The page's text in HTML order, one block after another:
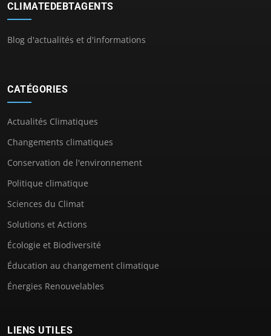
CLIMATEDEBTAGENTS
Blog d'actualités et d'informations
CATÉGORIES
Actualités Climatiques
Changements climatiques
Conservation de l'environnement
Politique climatique
Sciences du Climat
Solutions et Actions
Écologie et Biodiversité
Éducation au changement climatique
Énergies Renouvelables
LIENS UTILES